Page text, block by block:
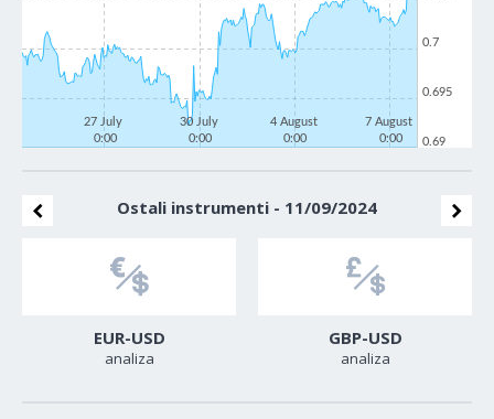
27 July
0:00
30 July
0:00
4 August
0:00
7 August
0:00
0.69
0.695
0.7
Ostali instrumenti - 11/09/2024
EUR-USD
analiza
GBP-USD
analiza